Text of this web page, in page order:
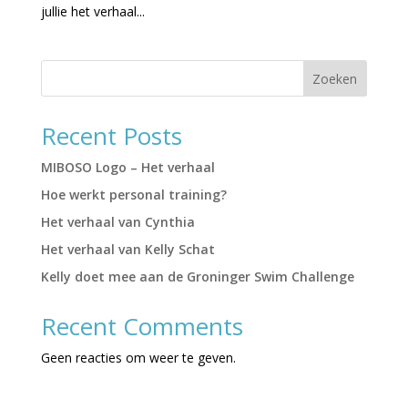
jullie het verhaal...
Zoeken
Recent Posts
MIBOSO Logo – Het verhaal
Hoe werkt personal training?
Het verhaal van Cynthia
Het verhaal van Kelly Schat
Kelly doet mee aan de Groninger Swim Challenge
Recent Comments
Geen reacties om weer te geven.